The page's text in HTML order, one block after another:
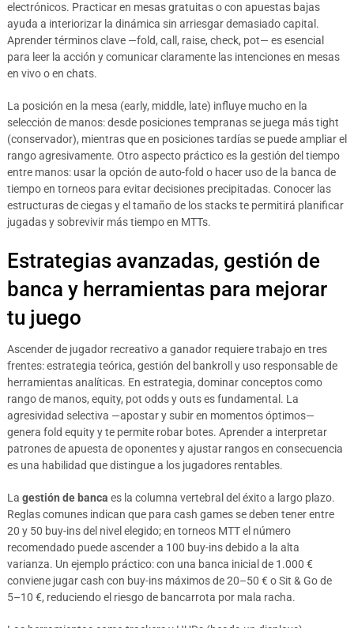
electrónicos. Practicar en mesas gratuitas o con apuestas bajas
ayuda a interiorizar la dinámica sin arriesgar demasiado capital.
Aprender términos clave —fold, call, raise, check, pot— es esencial
para leer la acción y comunicar claramente las intenciones en mesas
en vivo o en chats.
La posición en la mesa (early, middle, late) influye mucho en la
selección de manos: desde posiciones tempranas se juega más tight
(conservador), mientras que en posiciones tardías se puede ampliar el
rango agresivamente. Otro aspecto práctico es la gestión del tiempo
entre manos: usar la opción de auto-fold o hacer uso de la banca de
tiempo en torneos para evitar decisiones precipitadas. Conocer las
estructuras de ciegas y el tamaño de los stacks te permitirá planificar
jugadas y sobrevivir más tiempo en MTTs.
Estrategias avanzadas, gestión de
banca y herramientas para mejorar
tu juego
Ascender de jugador recreativo a ganador requiere trabajo en tres
frentes: estrategia teórica, gestión del bankroll y uso responsable de
herramientas analíticas. En estrategia, dominar conceptos como
rango de manos, equity, pot odds y outs es fundamental. La
agresividad selectiva —apostar y subir en momentos óptimos—
genera fold equity y te permite robar botes. Aprender a interpretar
patrones de apuesta de oponentes y ajustar rangos en consecuencia
es una habilidad que distingue a los jugadores rentables.
La gestión de banca es la columna vertebral del éxito a largo plazo.
Reglas comunes indican que para cash games se deben tener entre
20 y 50 buy-ins del nivel elegido; en torneos MTT el número
recomendado puede ascender a 100 buy-ins debido a la alta
varianza. Un ejemplo práctico: con una banca inicial de 1.000 €
conviene jugar cash con buy-ins máximos de 20–50 € o Sit & Go de
5–10 €, reduciendo el riesgo de bancarrota por mala racha.